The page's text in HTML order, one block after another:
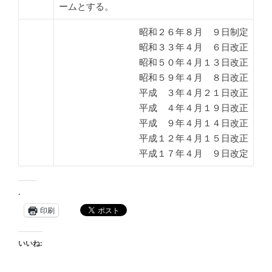
ームとする。
昭和２６年８月 ９日制定
昭和３３年４月 ６日改正
昭和５０年４月１３日改正
昭和５９年４月 ８日改正
平成 ３年４月２１日改正
平成 ４年４月１９日改正
平成 ９年４月１４日改正
平成１２年４月１５日改正
平成１７年４月 ９日改定
.
印刷
いいね: